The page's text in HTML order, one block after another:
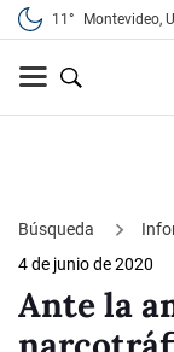
11° Montevideo,
Búsqueda
4 de junio de 2020
Ante la